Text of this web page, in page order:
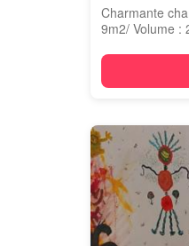
Charmante
9m2/ Volume :